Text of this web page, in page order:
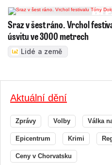
Sraz v šest ráno. Vrchol
úsvitu ve 3000 metrech
Lidé a země
Aktuální dění
Zprávy Volby Válka
Epicentrum Krimi
Ceny v Chorvatsku